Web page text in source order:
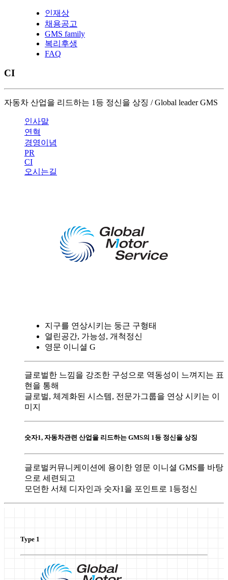
인재상
채용공고
GMS family
복리후생
FAQ
CI
자동차 산업을 리드하는 1등 정신을 상징 / Global leader GMS
인사말
연혁
경영이념
PR
CI
오시는길
지구를 연상시키는 둥근 구형태
열린공간, 가능성, 개척정신
영문 이니셜 G
글로벌한 느낌을 강조한 구성으로 역동성이 느껴지는 표
현을 통해
글로벌, 체계화된 시스템, 전문가그룹을 연상 시키는 이
미지
숫자1, 자동차관련 산업을 리드하는 GMS의 1등 정신을 상징
글로벌커뮤니케이션에 용이한 영문 이니셜 GMS를 바탕
으로 세련되고
모던한 서체 디자인과 숫자1을 포인트로 1등정신
Type 1